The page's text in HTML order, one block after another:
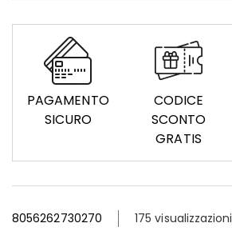
PAGAMENTO
SICURO
CODICE
SCONTO
GRATIS
8056262730270
175 visualizzazioni